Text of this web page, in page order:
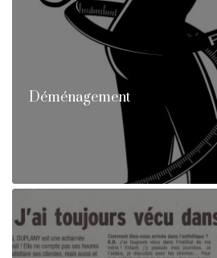
Déménagement